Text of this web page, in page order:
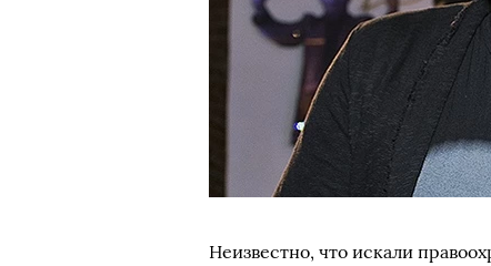
Неизвестно, что искали